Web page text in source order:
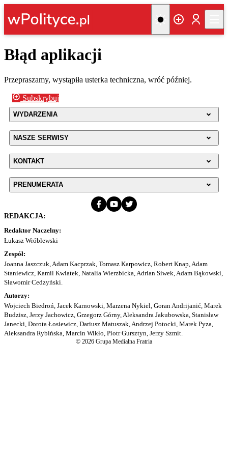
Błąd aplikacji
Przepraszamy, wystąpiła usterka techniczna, wróć później.
Subskrybuj
WYDARZENIA
NASZE SERWISY
KONTAKT
PRENUMERATA
REDAKCJA:
Redaktor Naczelny:
Łukasz Wróblewski
Zespół:
Joanna Jaszczuk, Adam Kacprzak, Tomasz Karpowicz, Robert Knap, Adam
Staniewicz, Kamil Kwiatek, Natalia Wierzbicka, Adrian Siwek, Adam Bąkowski,
Sławomir Cedzyński.
Autorzy:
Wojciech Biedroń, Jacek Karnowski, Marzena Nykiel, Goran Andrijanić, Marek
Budzisz, Jerzy Jachowicz, Grzegorz Górny, Aleksandra Jakubowska, Stanisław
Janecki, Dorota Łosiewicz, Dariusz Matuszak, Andrzej Potocki, Marek Pyza,
Aleksandra Rybińska, Marcin Wikło, Piotr Gursztyn, Jerzy Szmit.
© 2026 Grupa Medialna Fratria